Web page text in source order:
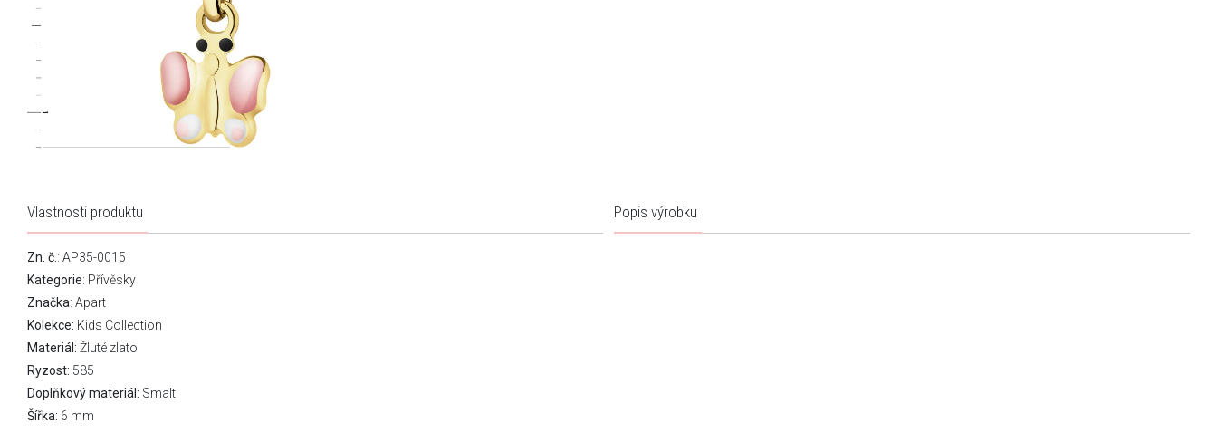
Vlastnosti produktu
Zn. č. : AP35-0015
Kategorie: Přívěsky
Značka: Apart
Kolekce: Kids Collection
Materiál: Žluté zlato
Ryzost: 585
Doplňkový materiál: Smalt
Šířka: 6 mm
Popis výrobku